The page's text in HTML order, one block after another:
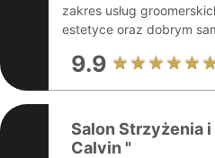
zakres usług
estetyce oraz dobrym
9.9
Salon Strzyżenia
Calvin "